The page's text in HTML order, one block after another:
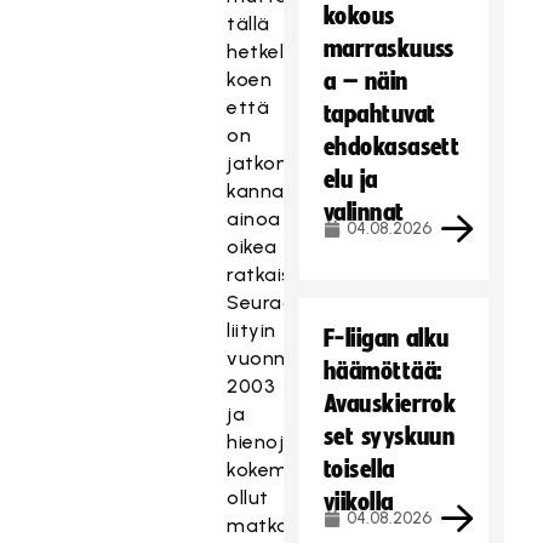
tällä
hetkellä
koen
että
on
jatkon
kannalta
ainoa
oikea
ratkaisu.
Seuraan
liityin
vuonna
2003
ja
hienoja
kokemuksia
ollut
matkan
kokous
marraskuuss
a – näin
tapahtuvat
ehdokasasett
elu ja
valinnat
04.08.2026
F-liigan alku
häämöttää:
Avauskierrok
set syyskuun
toisella
viikolla
04.08.2026